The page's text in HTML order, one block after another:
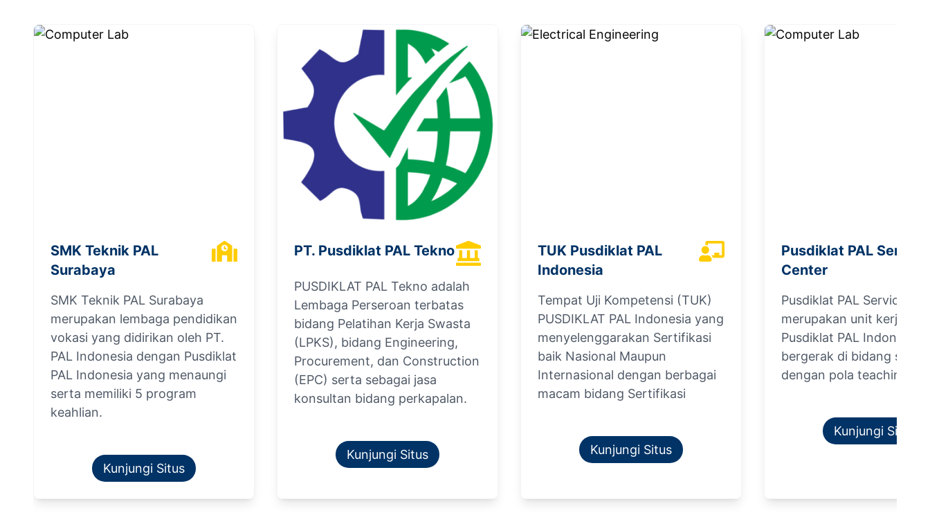
SMK Teknik PAL
Surabaya
SMK Teknik PAL Surabaya
merupakan lembaga pendidikan
vokasi yang didirikan oleh PT.
PAL Indonesia dengan Pusdiklat
PAL Indonesia yang menaungi
serta memiliki 5 program
keahlian.
Kunjungi Situs
PT. Pusdiklat PAL Tekno
PUSDIKLAT PAL Tekno adalah
Lembaga Perseroan terbatas
bidang Pelatihan Kerja Swasta
(LPKS), bidang Engineering,
Procurement, dan Construction
(EPC) serta sebagai jasa
konsultan bidang perkapalan.
Kunjungi Situs
TUK Pusdiklat PAL
Indonesia
Tempat Uji Kompetensi (TUK)
PUSDIKLAT PAL Indonesia yang
menyelenggarakan Sertifikasi
baik Nasional Maupun
Internasional dengan berbagai
macam bidang Sertifikasi
Kunjungi Situs
Pusdiklat PAL Service
Center
Pusdiklat PAL Service
merupakan unit kerja dari
Pusdiklat PAL Indonesia,
bergerak di bidang
dengan pola teaching
Kunjungi Situs